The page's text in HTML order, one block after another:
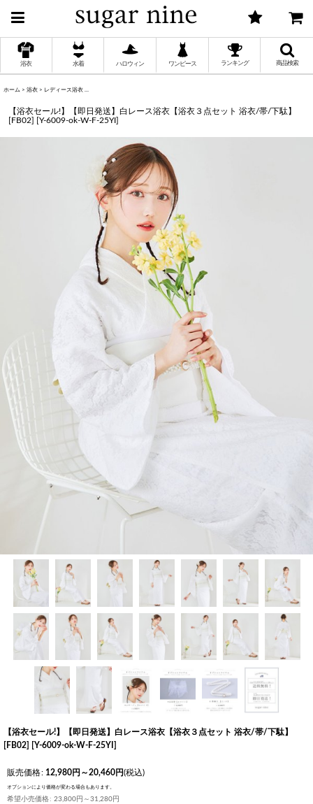
浴衣 水着 ハロウィン ワンピース ランキング 商品検索
ホーム > 浴衣 > レディース浴衣
【浴衣セール!】【即日発送】白レース浴衣【浴衣３点セット 浴衣/帯/下駄】
[FB02] [Y-6009-ok-W-F-25YI]
【浴衣セール!】【即日発送】白レース浴衣【浴衣３点セット 浴衣/帯/下駄】
[FB02] [Y-6009-ok-W-F-25YI ]
販売価格: 12,980円 ～20,460円(税込)
オプションにより価格が変わる場合もあります。
希望小売価格: 23,800 円 ～31,280 円